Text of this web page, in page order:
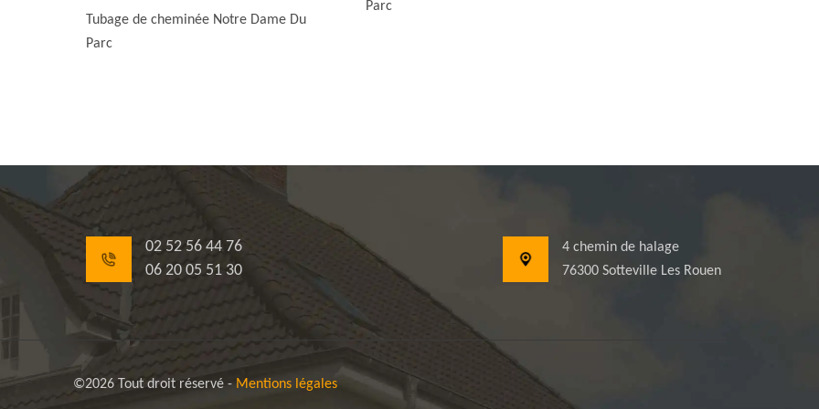
Tubage de cheminée Notre Dame Du
Parc
Parc
02 52 56 44 76
06 20 05 51 30
4 chemin de halage
76300 Sotteville Les Rouen
©2026 Tout droit réservé - Mentions légales